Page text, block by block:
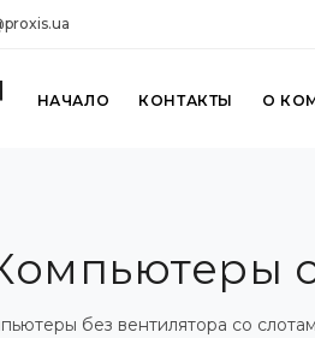
НАЧАЛО КОНТАКТЫ О
без вентилятора со